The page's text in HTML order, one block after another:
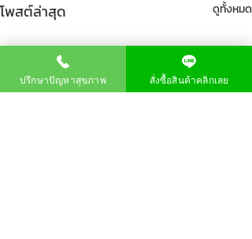
โพสต์ล่าสุด ดูทั้งหมด
ปรึกษาปัญหาสุขภาพ สั่งซื้อสินค้าคลิกเลย